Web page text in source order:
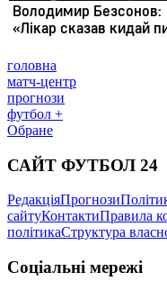
головна
матч-центр
прогнози
футбол +
Обране
САЙТ ФУТБОЛ 24
РедакціяПрогнози
сайтуКонтактиПравила
політикаСтруктура
Соціальні мережі